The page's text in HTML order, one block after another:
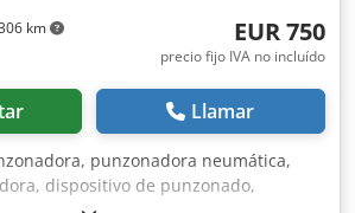
km EUR 750
precio fijo IVA no incluído
Llamar
punzonadora neumática,
dispositivo de punzonado,